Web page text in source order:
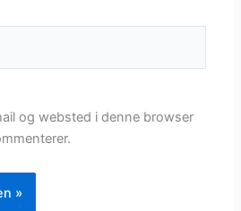
og websted i denne browser